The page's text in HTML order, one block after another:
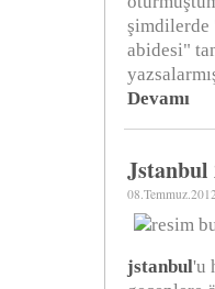
şimdilerde
abidesi"
Devamı
Jstanbul
jstanbul'u